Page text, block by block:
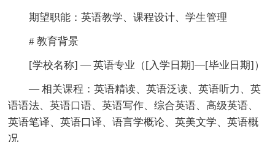
期望职能：英语教学、课程设计、学生管理
# 教育背景
[学校名称] — 英语专业（[入学日期]—[毕业日期]）
— 相关课程：英语精读、英语泛读、英语听力、英
语语法、英语口语、英语写作、综合英语、高级英语、
英语笔译、英语口译、语言学概论、英美文学、英语概
况